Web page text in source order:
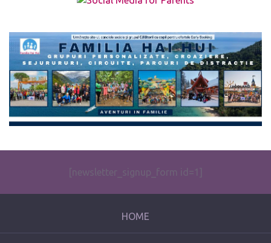
The form you have selected does not exist.
[newsletter_signup_form id=1]
HOME